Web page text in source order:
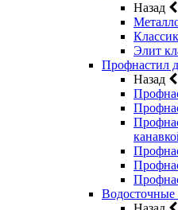
Назад
Классик
Элит
Профнастил
Назад
Водосточные